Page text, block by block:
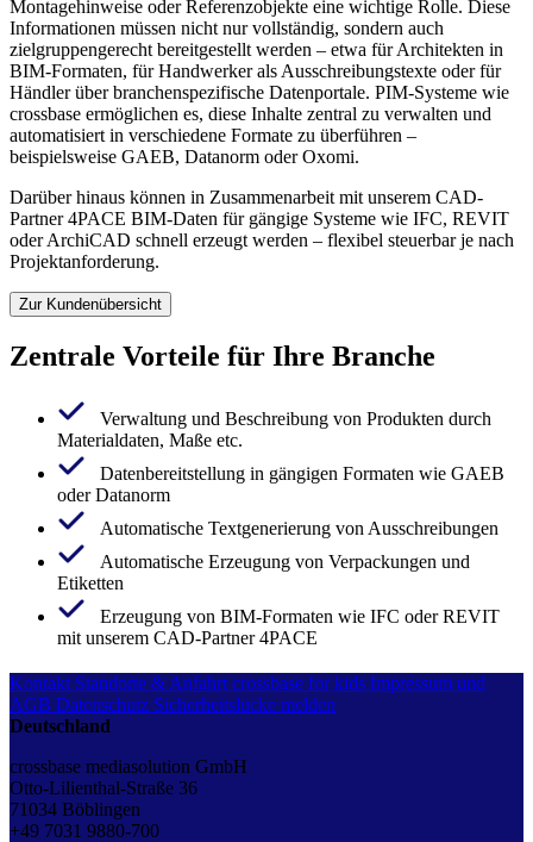
Montagehinweise oder Referenzobjekte eine wichtige Rolle. Diese
Informationen müssen nicht nur vollständig, sondern auch
zielgruppengerecht bereitgestellt werden – etwa für Architekten in
BIM-Formaten, für Handwerker als Ausschreibungstexte oder für
Händler über branchenspezifische Datenportale. PIM-Systeme wie
crossbase ermöglichen es, diese Inhalte zentral zu verwalten und
automatisiert in verschiedene Formate zu überführen –
beispielsweise GAEB, Datanorm oder Oxomi.
Darüber hinaus können in Zusammenarbeit mit unserem CAD-
Partner 4PACE BIM-Daten für gängige Systeme wie IFC, REVIT
oder ArchiCAD schnell erzeugt werden – flexibel steuerbar je nach
Projektanforderung.
Zur Kundenübersicht
Zentrale Vorteile für Ihre Branche
Verwaltung und Beschreibung von Produkten durch
Materialdaten, Maße etc.
Datenbereitstellung in gängigen Formaten wie GAEB
oder Datanorm
Automatische Textgenerierung von Ausschreibungen
Automatische Erzeugung von Verpackungen und
Etiketten
Erzeugung von BIM-Formaten wie IFC oder REVIT
mit unserem CAD-Partner 4PACE
Kontakt Standorte & Anfahrt crossbase for kids Impressum und
AGB Datenschutz Sicherheitslücke melden
Deutschland
crossbase mediasolution GmbH
Otto-Lilienthal-Straße 36
71034 Böblingen
+49 7031 9880-700